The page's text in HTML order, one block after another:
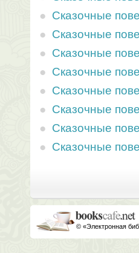
Сказочные
Сказочные
Сказочные
Сказочные
Сказочные
Сказочные
Сказочные
Сказочные
© «Электронная